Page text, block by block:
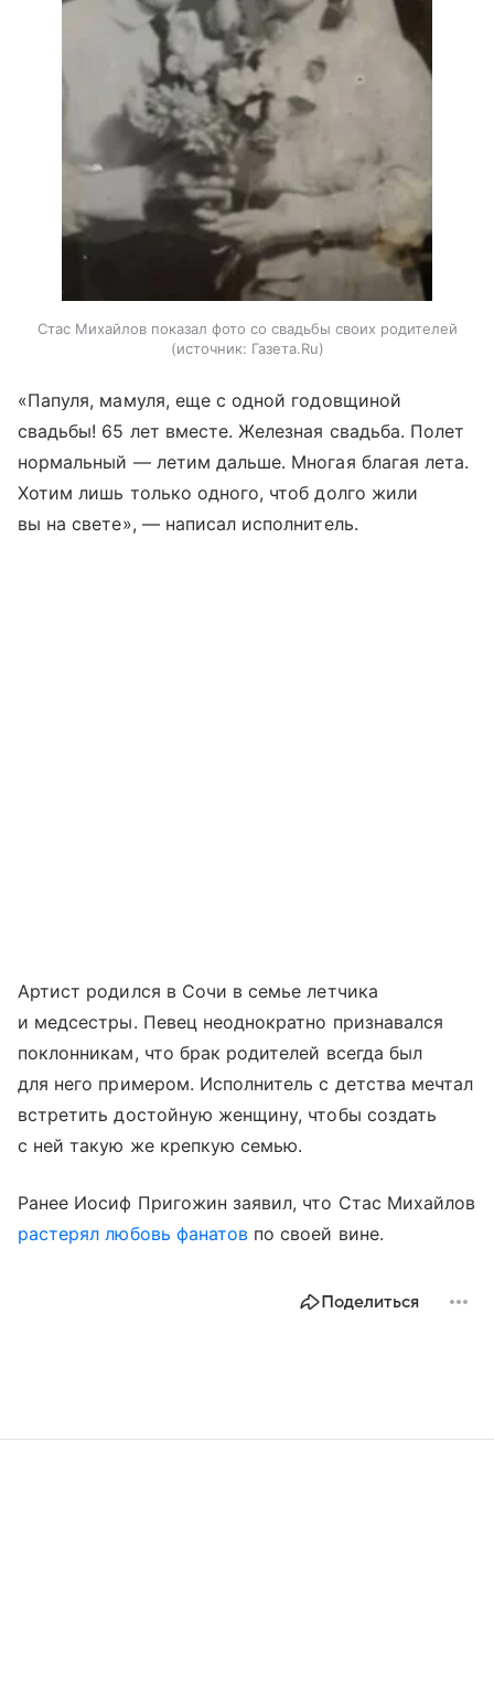
Стас Михайлов показал фото со свадьбы своих родителей
источник: Газета.Ru
«Папуля, мамуля, еще с одной годовщиной
свадьбы! 65 лет вместе. Железная свадьба. Полет
нормальный — летим дальше. Многая благая лета.
Хотим лишь только одного, чтоб долго жили
вы на свете», — написал исполнитель.
Артист родился в Сочи в семье летчика
и медсестры. Певец неоднократно признавался
поклонникам, что брак родителей всегда был
для него примером. Исполнитель с детства мечтал
встретить достойную женщину, чтобы создать
с ней такую же крепкую семью.
Ранее Иосиф Пригожин заявил, что Стас Михайлов
растерял любовь фанатов по своей вине.
Поделиться